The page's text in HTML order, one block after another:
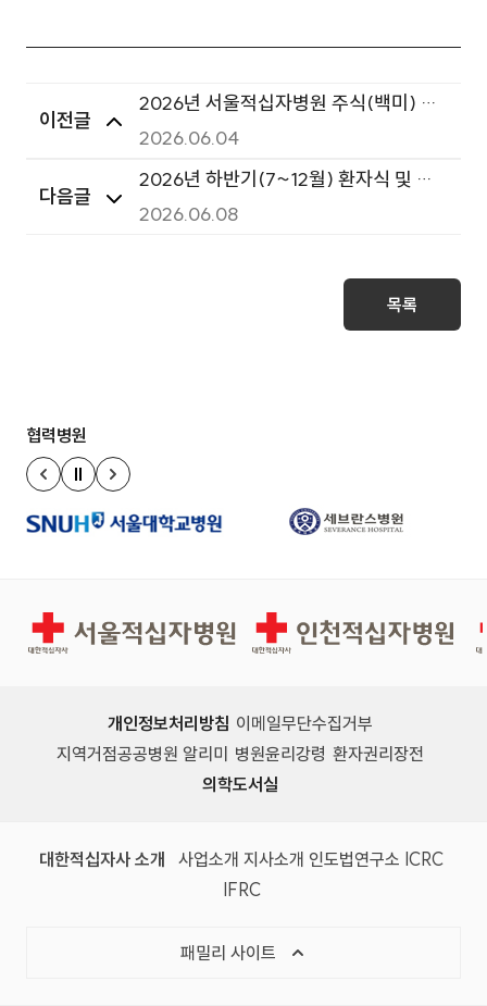
이전글
2026년 서울적십자병원 주식(백미) 구
매 입찰
2026.06.04
다음글
2026년 하반기(7~12월) 환자식 및 직
원식 부식 구매 입찰
2026.06.08
목록
협력병원
이전 슬라이드
정지
다음 슬라이드
서울적십자병원 인천적십자병원
개인정보처리방침 이메일무단수집거부
지역거점공공병원 알리미 병원윤리강령 환자권리장전
의학도서실
대한적십자사 소개 (새 창)
사업소개 (새 창)
지사소개 (새 창)
인도법연구소 (새 창)
ICRC(국제
IFRC(국제적십자사연맹, 새 창)
패밀리 사이트 목록 열기